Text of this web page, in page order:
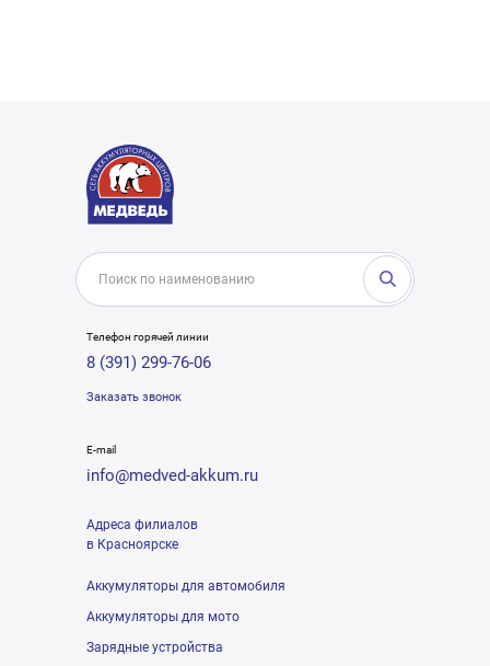
Телефон горячей линии
8 (391) 299-76-06
Заказать звонок
E-mail
info@medved-akkum.ru
Адреса филиалов
в Красноярске
Аккумуляторы для автомобиля
Аккумуляторы для мото
Зарядные устройства